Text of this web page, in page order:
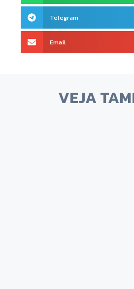
Telegram
Email
VEJA